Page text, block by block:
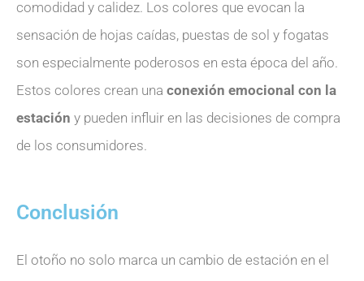
comodidad y calidez. Los colores que evocan la
sensación de hojas caídas, puestas de sol y fogatas
son especialmente poderosos en esta época del año.
Estos colores crean una conexión emocional con la
estación y pueden influir en las decisiones de compra
de los consumidores.
Conclusión
El otoño no solo marca un cambio de estación en el